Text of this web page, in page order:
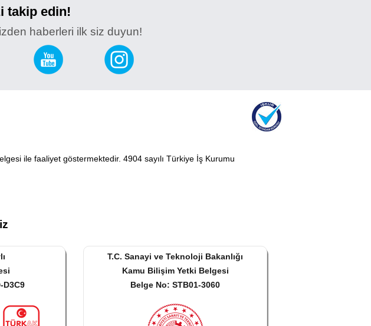
takip edin!
haberleri ilk siz duyun!
ile faaliyet göstermektedir. 4904 sayılı Türkiye İş Kurumu
D3C9
T.C. Sanayi ve Teknoloji Bakanlığı
Kamu Bilişim Yetki Belgesi
Belge No: STB01-3060